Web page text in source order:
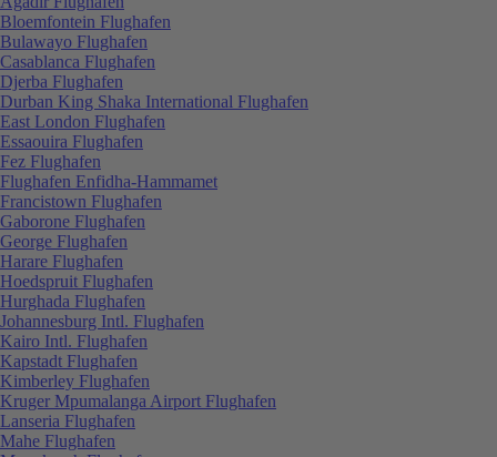
Bloemfontein Flughafen
Bulawayo Flughafen
Casablanca Flughafen
Djerba Flughafen
Durban King Shaka International Flughafen
East London Flughafen
Essaouira Flughafen
Fez Flughafen
Flughafen Enfidha-Hammamet
Francistown Flughafen
Gaborone Flughafen
George Flughafen
Harare Flughafen
Hoedspruit Flughafen
Hurghada Flughafen
Johannesburg Intl. Flughafen
Kairo Intl. Flughafen
Kapstadt Flughafen
Kimberley Flughafen
Kruger Mpumalanga Airport Flughafen
Lanseria Flughafen
Mahe Flughafen